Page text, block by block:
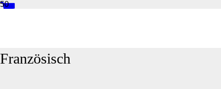
Französisch